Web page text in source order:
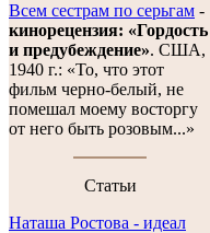
Всем сестрам по серьгам -
кинорецензия: «Гордость
и предубеждение». США,
1940 г.: «То, что этот
фильм черно-белый, не
помешал моему восторгу
от него быть розовым...»
Cтатьи
Наташа Ростова - идеал